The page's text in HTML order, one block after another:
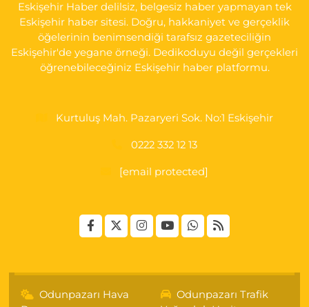
0 (222) 230 11 31 Yol Tarifi Al
Eskişehir Haber delilsiz, belgesiz haber yapmayan tek
Eskişehir haber sitesi. Doğru, hakkaniyet ve gerçeklik
öğelerinin benimsendiği tarafsız gazeteciliğin
Eskişehir'de yegane örneği. Dedikoduyu değil gerçekleri
öğrenebileceğiniz Eskişehir haber platformu.
Kurtuluş Mah. Pazaryeri Sok. No:1 Eskişehir
0222 332 12 13
[email protected]
Odunpazarı Hava
Odunpazarı Trafik